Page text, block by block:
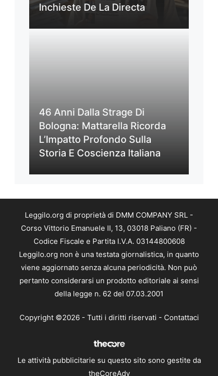
Inchieste De La Directa
46 Anni Dalla Strage Di
Bologna: Mattarella Ricorda
L’Impatto Profondo Sulla
Storia E Coscienza Italiana
Leggilo.org di proprietà di DMM COMPANY SRL -
Corso Vittorio Emanuele II, 13, 03018 Paliano (FR) -
Codice Fiscale e Partita I.V.A. 03144800608
Leggilo.org non è una testata giornalistica, in quanto
viene aggiornato senza alcuna periodicità. Non può
pertanto considerarsi un prodotto editoriale ai sensi
della legge n. 62 del 07.03.2001
Copyright ©2026 - Tutti i diritti riservati - Contattaci
Le attività pubblicitarie su questo sito sono gestite da
theCoreAdv